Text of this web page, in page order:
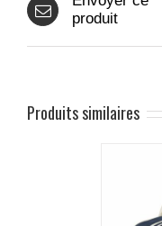
produit
Produits similaires